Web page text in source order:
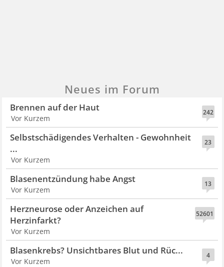
Neues im Forum
242
Brennen auf der Haut
Vor Kurzem
23
Selbstschädigendes Verhalten - Gewohnheit
...
Vor Kurzem
13
Blasenentzündung habe Angst
Vor Kurzem
52601
Herzneurose oder Anzeichen auf
Herzinfarkt?
Vor Kurzem
4
Blasenkrebs? Unsichtbares Blut und Rüc...
Vor Kurzem